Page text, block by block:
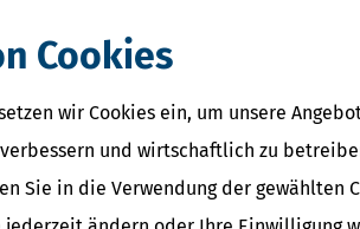
Cookies
wir Cookies ein, um unsere
und wirtschaftlich zu
Sie in die Verwendung der gewählten
sollte diese gut gewählt werden bzw.
sondern auch haftungsrechtliche und
Rechtsform verbundenen
operierende Unternehmen
zu optimieren.